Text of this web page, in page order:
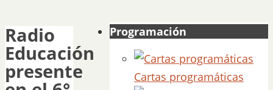
Radio
Educación
presente
Programación
Cartas programáticas